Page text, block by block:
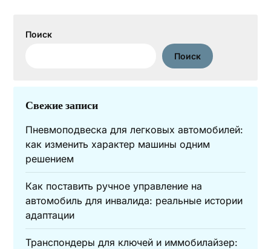
Поиск
Поиск
Свежие записи
Пневмоподвеска для легковых автомобилей:
как изменить характер машины одним
решением
Как поставить ручное управление на
автомобиль для инвалида: реальные истории
адаптации
Транспондеры для ключей и иммобилайзер: